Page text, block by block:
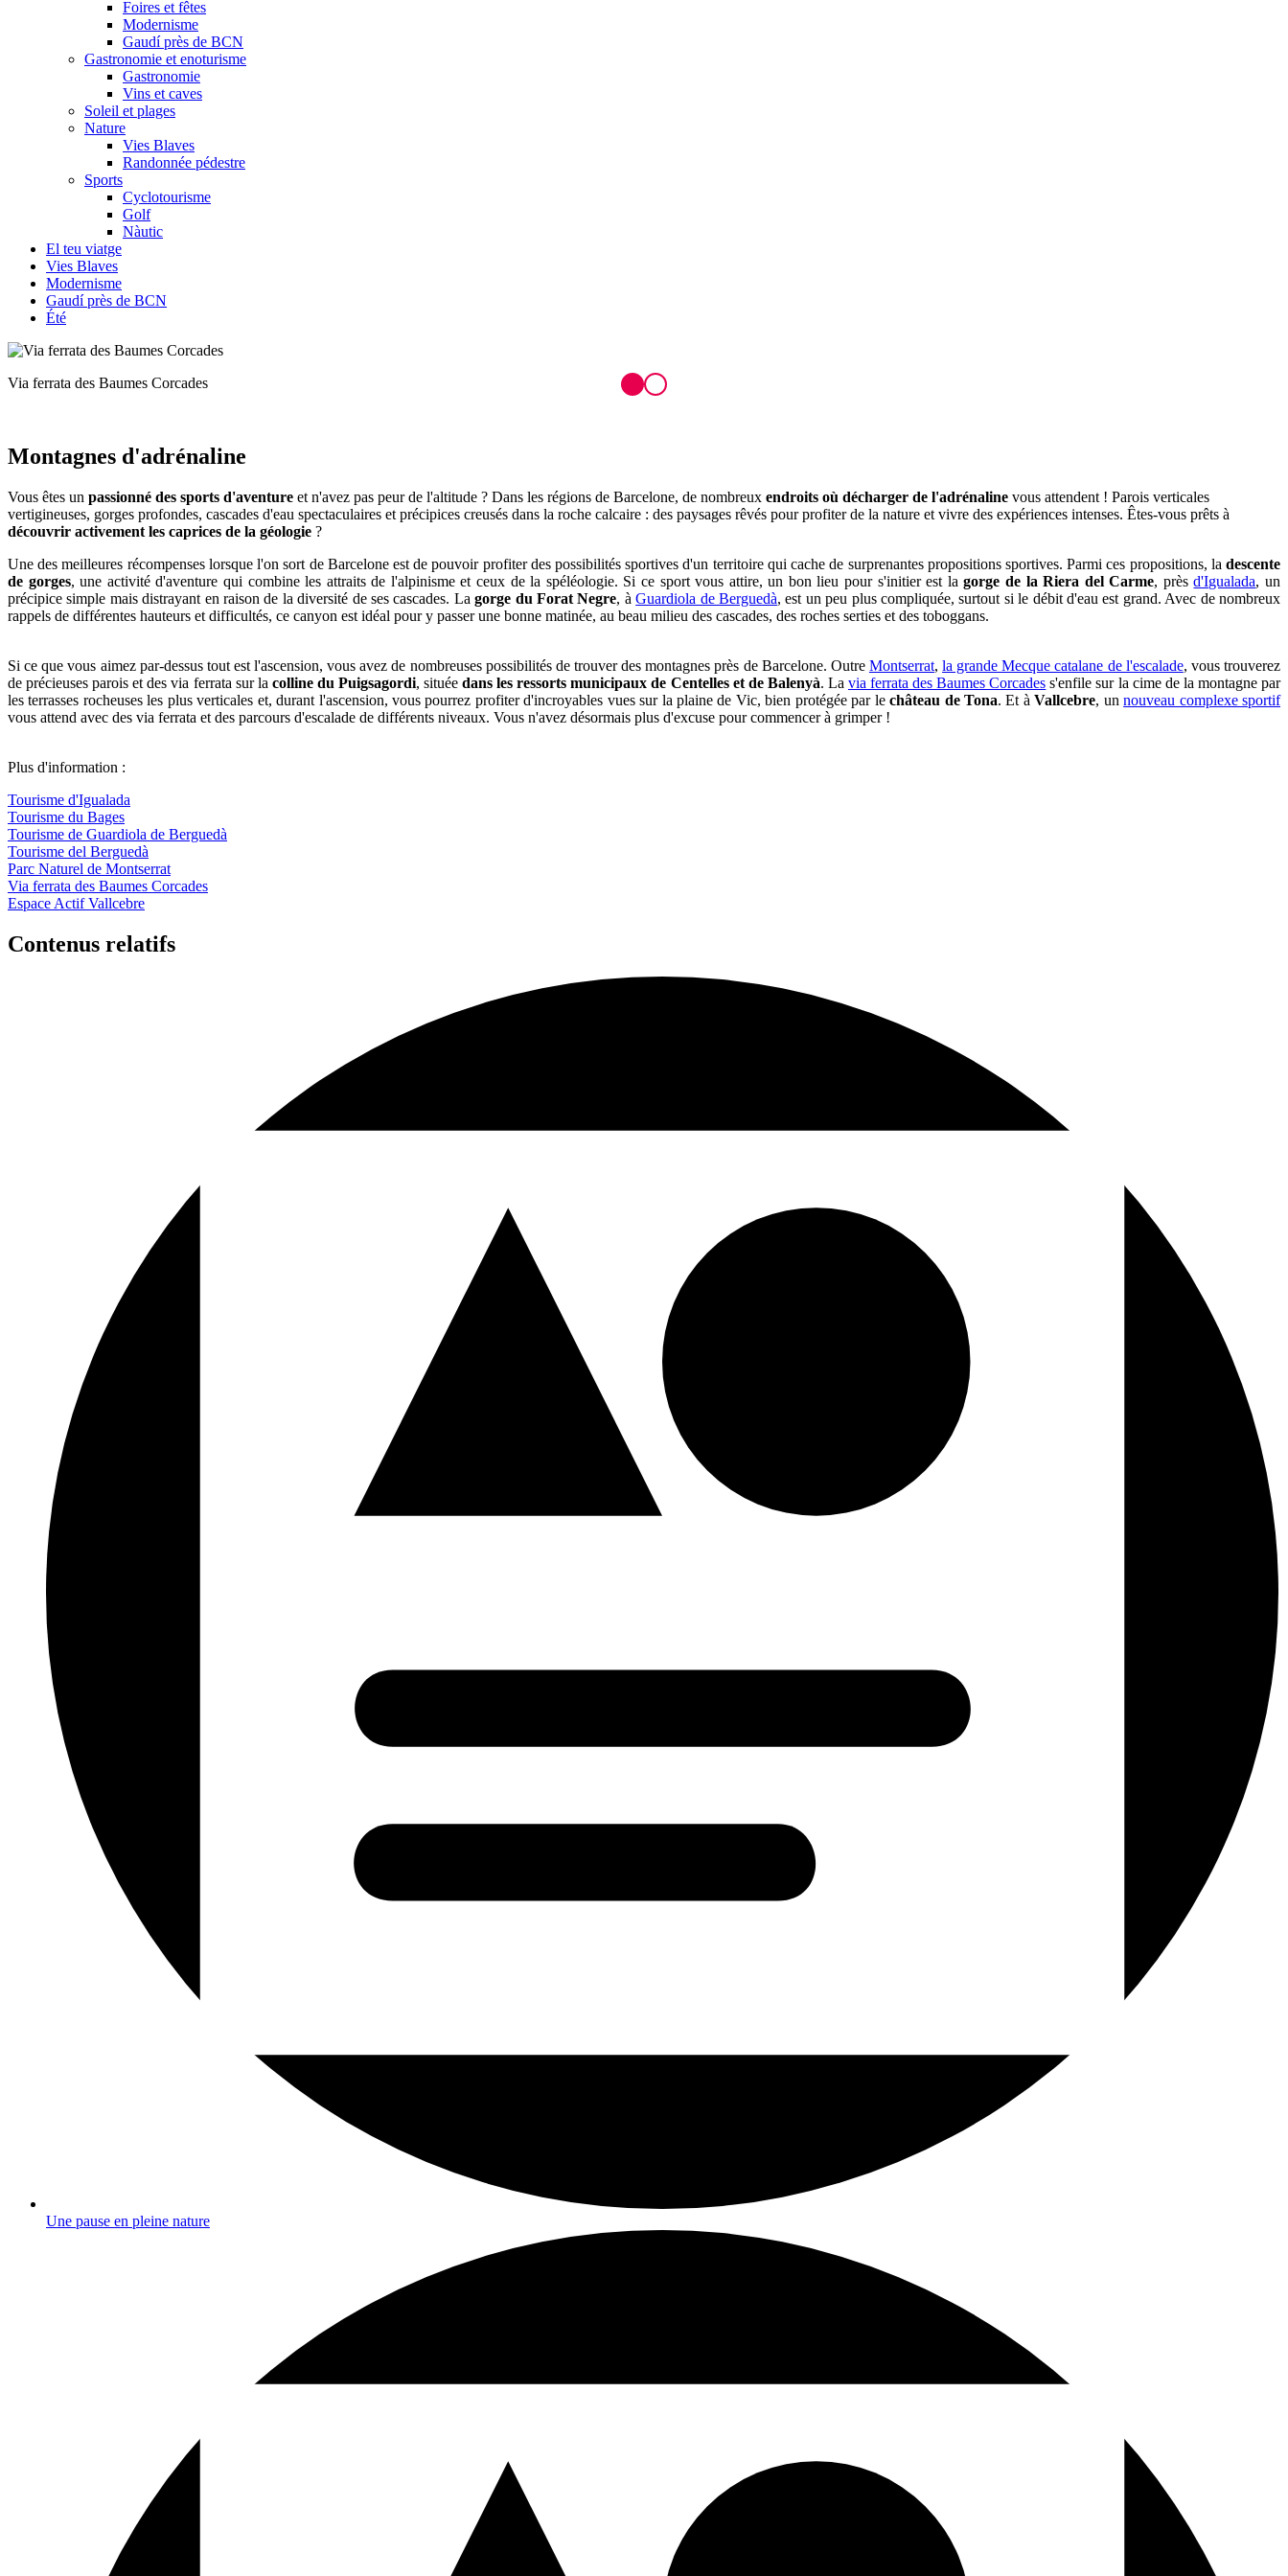
Foires et fêtes
Modernisme
Gaudí près de BCN
Gastronomie et enoturisme
Gastronomie
Vins et caves
Soleil et plages
Nature
Vies Blaves
Randonnée pédestre
Sports
Cyclotourisme
Golf
Nàutic
El teu viatge
Vies Blaves
Modernisme
Gaudí près de BCN
Été
Via ferrata du Espace Actif Vallcebre
Montagnes d'adrénaline
Vous êtes un passionné des sports d'aventure et n'avez pas peur de l'altitude ? Dans les régions de Barcelone, de nombreux endroits où décharger de l'adrénaline vous attendent ! Parois verticales
vertigineuses, gorges profondes, cascades d'eau spectaculaires et précipices creusés dans la roche calcaire : des paysages rêvés pour profiter de la nature et vivre des expériences intenses. Êtes-vous prêts à
découvrir activement les caprices de la géologie ?
Une des meilleures récompenses lorsque l'on sort de Barcelone est de pouvoir profiter des possibilités sportives d'un territoire qui cache de surprenantes propositions sportives. Parmi ces propositions, la descente
de gorges, une activité d'aventure qui combine les attraits de l'alpinisme et ceux de la spéléologie. Si ce sport vous attire, un bon lieu pour s'initier est lagorge de la Riera del Carme, prèsd'Igualada, un
précipice simple mais distrayant en raison de la diversité de ses cascades. Lagorge du Forat Negre, àGuardiola de Berguedà, est un peu plus compliquée, surtout si le débit d'eau est grand. Avec de nombreux
rappels de différentes hauteurs et difficultés, ce canyon est idéal pour y passer une bonne matinée, au beau milieu des cascades, des roches serties et des toboggans.
Si ce que vous aimez par-dessus tout est l'ascension, vous avez de nombreuses possibilités de trouver des montagnes près de Barcelone. Outre Montserrat,la grande Mecque catalane de l'escalade, vous trouverez
de précieuses parois et des via ferrata sur la colline du Puigsagordi, situéedans les ressorts municipaux de Centelles et de Balenyà. La via ferrata des Baumes Corcades s'enfile sur la cime de la montagne par
les terrasses rocheuses les plus verticales et, durant l'ascension, vous pourrez profiter d'incroyables vues sur la plaine de Vic, bien protégée par lechâteau de Tona. Et àVallcebre, unnouveau complexe sportif
vous attend avec des via ferrata et des parcours d'escalade de différents niveaux. Vous n'avez désormais plus d'excuse pour commencer à grimper !
Plus d'information :
Tourisme d'Igualada
Tourisme du Bages
Tourisme de Guardiola de Berguedà
Tourisme del Berguedà
Parc Naturel de Montserrat
Via ferrata des Baumes Corcades
Espace Actif Vallcebre
Contenus relatifs
Une pause en pleine nature